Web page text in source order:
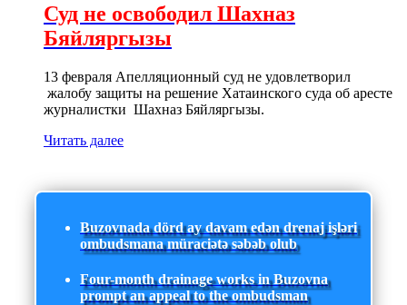
Суд не освободил Шахназ
Бяйляргызы
13 февраля Апелляционный суд не удовлетворил
жалобу защиты на решение Хатаинского суда об аресте
журналистки Шахназ Бяйляргызы.
Читать далее
Buzovnada dörd ay davam edən drenaj işləri
ombudsmana müraciətə səbəb olub
Four-month drainage works in Buzovna
prompt an appeal to the ombudsman